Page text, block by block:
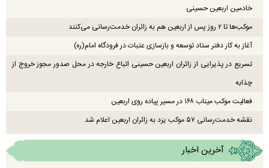
خادمین اربعین حسینی
موکب‌ها تا ۲ روز پس از اربعین هم به زائران خدمت‌رسانی می‌کنند
آغاز به کار دفتر ستاد توسعه و بازسازی عتبات در فرودگاه امام(ره)
تسریع در پذیرایی از زائران اربعین حسینی اتباع خارجه در محل صدور مجوز خروج از
چذابه
فعالیت موکب میناب ۱۶۸ در مسیر پیاده روی اربعین
نقشه خدمت‌رسانی ۵۷ موکب یزد به زائران اربعین اعلام شد
آخرین اخبار